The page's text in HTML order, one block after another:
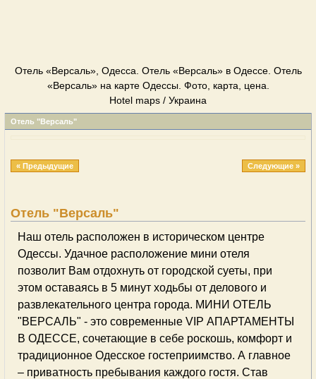
Отель «Версаль», Одесса. Отель «Версаль» в Одессе. Отель
«Версаль» на карте Одессы. Фото, карта, цена.
Hotel maps / Украина
Отель "Версаль"
« Предыдущие Следующие »
Отель "Версаль"
Наш отель расположен в историческом центре
Одессы. Удачное расположение мини отеля
позволит Вам отдохнуть от городской суеты, при
этом оставаясь в 5 минут ходьбы от делового и
развлекательного центра города. МИНИ ОТЕЛЬ
"ВЕРСАЛЬ" - это современные VIP АПАРТАМЕНТЫ
В ОДЕССЕ, сочетающие в себе роскошь, комфорт и
традиционное Одесское гостеприимство. А главное
– приватность пребывания каждого гостя. Став